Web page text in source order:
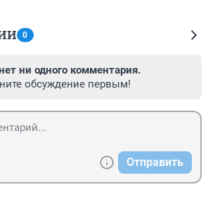
0
ни одного комментария.
обсуждение первым!
Отправить